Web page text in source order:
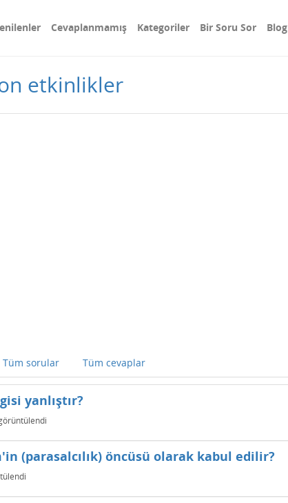
Cevaplanmamış Kategoriler Bir Soru Sor Blog
etkinlikler
Tüm sorular Tüm cevaplar
yanlıştır?
(parasalcılık) öncüsü olarak kabul edilir?